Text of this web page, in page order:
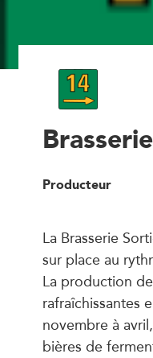
Producteur
La Brasserie
sur place au
La production
rafraîchissantes
novembre à
bières de